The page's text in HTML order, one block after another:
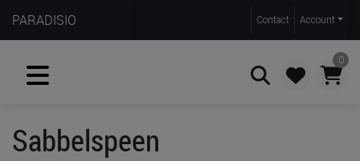
PARADISIO Contact Account
0
Sabbelspeen